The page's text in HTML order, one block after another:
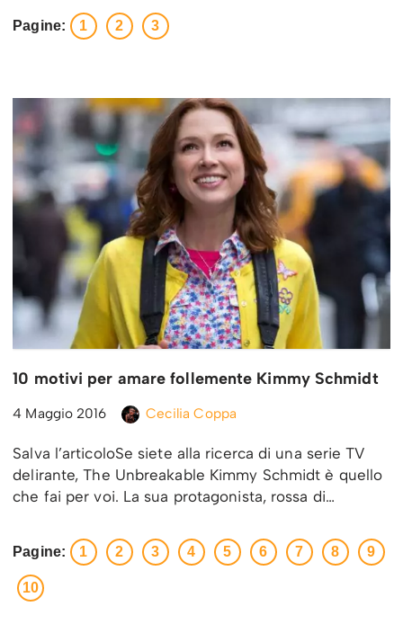
Pagine: 1 2 3
10 motivi per amare follemente Kimmy Schmidt
4 Maggio 2016 Cecilia Coppa
Salva l’articoloSe siete alla ricerca di una serie TV
delirante, The Unbreakable Kimmy Schmidt è quello
che fai per voi. La sua protagonista, rossa di…
Pagine: 1 2 3 4 5 6 7 8 9
10